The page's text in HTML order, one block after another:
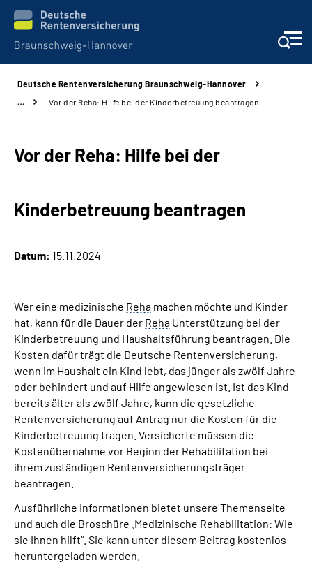
Karriere
Online-Services
Inhalte in Gebärdensprache (DGS)
Leichte Sprache
Suche
Deutsche Rentenversicherung Braunschweig-Hannover
…
Vor der Reha: Hilfe bei der Kinderbetreuung beantragen
Vor der Reha: Hilfe bei der
Kinderbetreuung beantragen
Datum: 15.11.2024
Wer eine medizinische Reha machen möchte und Kinder
hat, kann für die Dauer der Reha Unterstützung bei der
Kinderbetreuung und Haushaltsführung beantragen. Die
Kosten dafür trägt die Deutsche Rentenversicherung,
wenn im Haushalt ein Kind lebt, das jünger als zwölf Jahre
oder behindert und auf Hilfe angewiesen ist. Ist das Kind
bereits älter als zwölf Jahre, kann die gesetzliche
Rentenversicherung auf Antrag nur die Kosten für die
Kinderbetreuung tragen. Versicherte müssen die
Kostenübernahme vor Beginn der Rehabilitation bei
ihrem zuständigen Rentenversicherungsträger
beantragen.
Ausführliche Informationen bietet unsere Themenseite
und auch die Broschüre „Medizinische Rehabilitation: Wie
sie Ihnen hilft“. Sie kann unter diesem Beitrag kostenlos
heruntergeladen werden.